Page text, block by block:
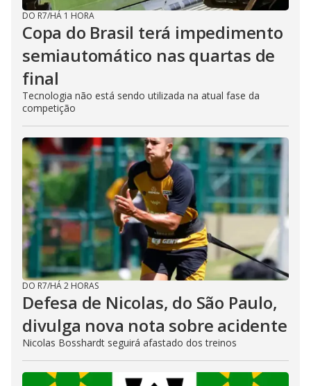
DO R7/HÁ 1 HORA
Copa do Brasil terá impedimento
semiautomático nas quartas de
final
Tecnologia não está sendo utilizada na atual fase da
competição
DO R7/HÁ 2 HORAS
Defesa de Nicolas, do São Paulo,
divulga nova nota sobre acidente
Nicolas Bosshardt seguirá afastado dos treinos